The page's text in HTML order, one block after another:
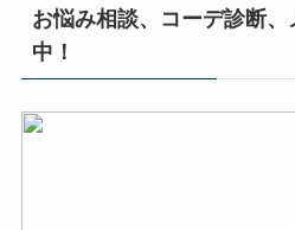
お悩み相談、コーデ診断
中！